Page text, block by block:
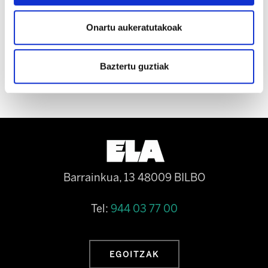
Onartu aukeratutakoak
Baztertu guztiak
du ezer esan horretaz".
Barrainkua, 13 48009 BILBO
Tel: 944 03 77 00
EGOITZAK